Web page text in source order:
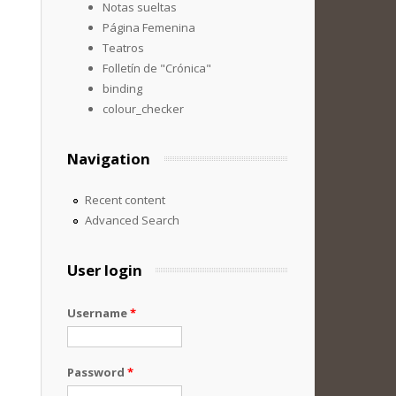
Notas sueltas
Página Femenina
Teatros
Folletín de "Crónica"
binding
colour_checker
Navigation
Recent content
Advanced Search
User login
Username*
Password *